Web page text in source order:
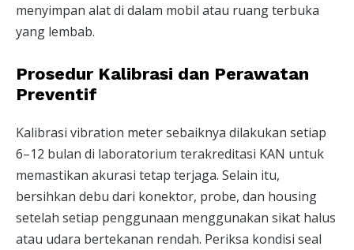
menyimpan alat di dalam mobil atau ruang terbuka
yang lembab.
Prosedur Kalibrasi dan Perawatan
Preventif
Kalibrasi vibration meter sebaiknya dilakukan setiap
6–12 bulan di laboratorium terakreditasi KAN untuk
memastikan akurasi tetap terjaga. Selain itu,
bersihkan debu dari konektor, probe, dan housing
setelah setiap penggunaan menggunakan sikat halus
atau udara bertekanan rendah. Periksa kondisi seal